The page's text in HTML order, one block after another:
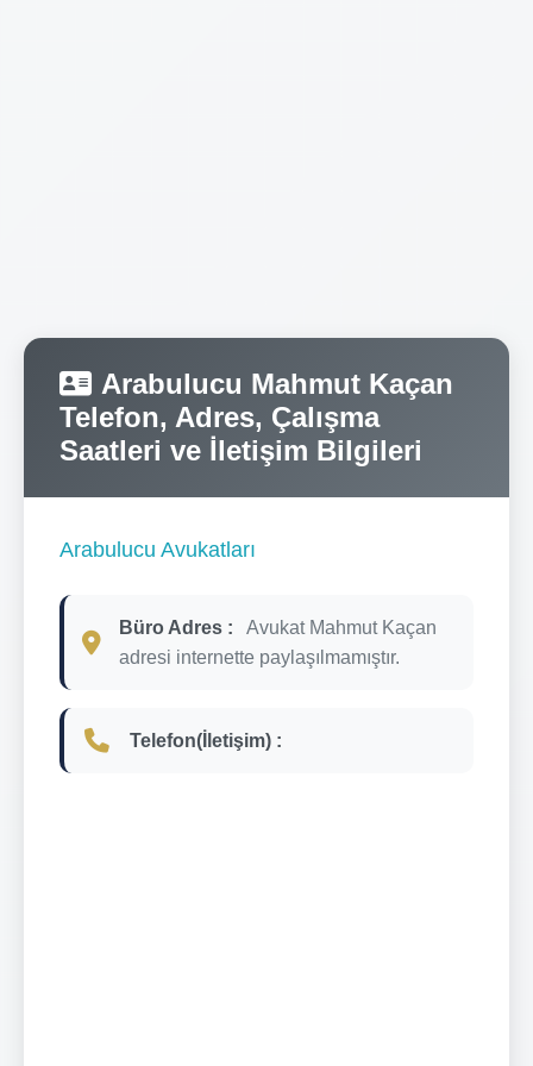
Arabulucu Mahmut Kaçan
Telefon, Adres, Çalışma
Saatleri ve İletişim Bilgileri
Arabulucu Avukatları
Büro Adres :
Avukat Mahmut Kaçan
adresi internette paylaşılmamıştır.
Telefon(İletişim) :